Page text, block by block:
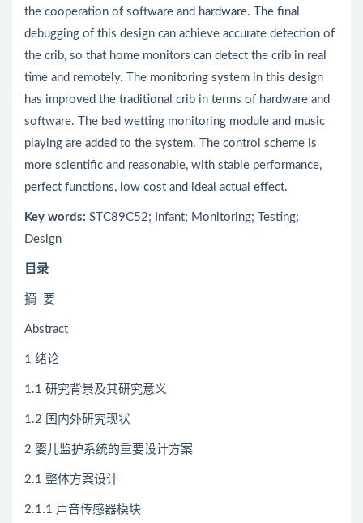
the cooperation of software and hardware. The final
debugging of this design can achieve accurate detection of
the crib, so that home monitors can detect the crib in real
time and remotely. The monitoring system in this design
has improved the traditional crib in terms of hardware and
software. The bed wetting monitoring module and music
playing are added to the system. The control scheme is
more scientific and reasonable, with stable performance,
perfect functions, low cost and ideal actual effect.
Key words: STC89C52; Infant; Monitoring; Testing;
Design
目录
摘 要
Abstract
1 绪论
1.1 研究背景及其研究意义
1.2 国内外研究现状
2 婴儿监护系统的重要设计方案
2.1 整体方案设计
2.1.1 声音传感器模块